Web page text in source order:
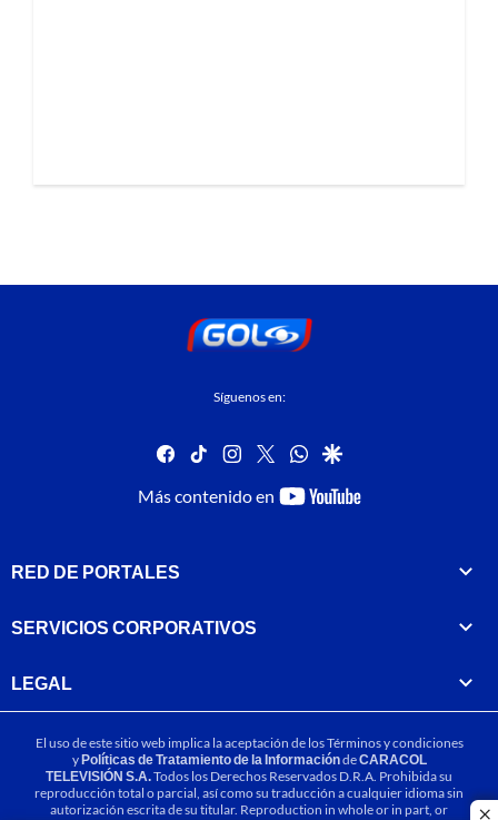
Síguenos en:
facebook
tiktok instagram
twitterwhatsapp
google
Más contenido en
youtube-
RED DE PORTALES
SERVICIOS CORPORATIVOS
LEGAL
El uso de este sitio web implica la aceptación de losTérminos y condiciones
yPolíticas de Tratamiento de la InformacióndeCARACOL
TELEVISIÓN S.A.Todos los Derechos Reservados D.R.A. Prohibida su
reproducción total o parcial, así como su traducción a cualquier idioma sin
autorización escrita de su titular. Reproduction in whole or in part, or